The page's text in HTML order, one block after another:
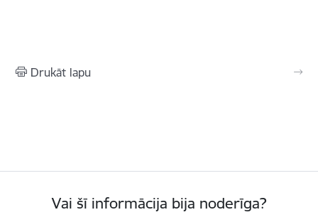
Drukāt lapu
Vai šī informācija bija noderīga?